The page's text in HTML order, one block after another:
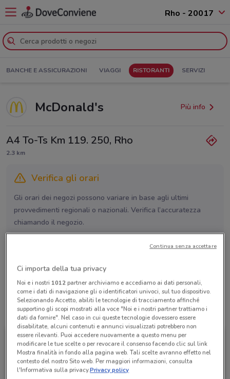
Rho - 20017
BANCHE E ASSICURAZIONI VIAGGI RISTORANTI SERVIZI
McDonald's Più info
A4 To-Ts Km 119. 250, Rho
2.3 km
Verifica gli orari
Gli orari dei negozi possono variare in base agli ultimi
provvedimenti regionali o nazionali. Verifica l’accuratezza
chiamando il negozio.
Lunedì 10:00 / 22:00
Martedì 10:00 / 22:00
Mercoledì 10:00 / 22:00
Giovedì 10:00 / 22:00
Venerdì 10:00 / 22:00
Sabato 10:00 / 22:00
Domenica 10:00 / 22:00
Tutte le promozioni di questo negozio
Ci importa della tua privacy
Noi e i nostri 1012partner archiviamo e accediamo ai dati personali,
come i dati di navigazione gli o identificatori univoci, sul tuo dispositivo.
Selezionando Accetto, abiliti le tecnologie di tracciamento affinché
supportino gli scopi mostrati alla voce "Noi e i nostri partner trattiamo i
dati da fornire". Nel caso in cui queste tecnologie dovessero essere
disabilitate, alcuni contenuti e annunci visualizzati potrebbero non
essere rilevanti. Puoi accedere nuovamente a questo menu per
modificare le tue scelte o per revocare il consenso facendo clic sul link
Mostra finalità in fondo alla pagina web. Tali scelte avranno effetto nel
contesto del nostro Sito web. Per maggiori informazioni, consulta
l'Informativa sulla privacy.Privacy policy
Continua senza accettare